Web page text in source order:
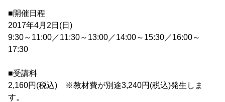
■開催日程
2017年4月2日(日)
9:30～11:00／11:30～13:00／14:00～15:30／16:00～
17:30
■受講料
2,160円(税込) ※教材費が別途3,240円(税込)発生しま
す。